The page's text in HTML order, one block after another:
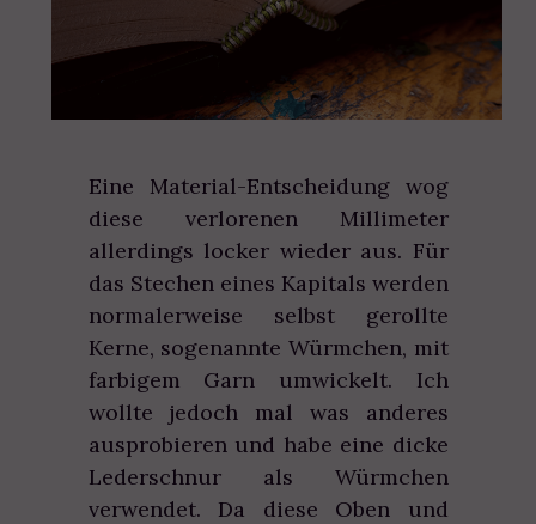
Eine Material-Entscheidung wog
diese verlorenen Millimeter
allerdings locker wieder aus. Für
das Stechen eines Kapitals werden
normalerweise selbst gerollte
Kerne, sogenannte Würmchen, mit
farbigem Garn umwickelt. Ich
wollte jedoch mal was anderes
ausprobieren und habe eine dicke
Lederschnur als Würmchen
verwendet. Da diese Oben und